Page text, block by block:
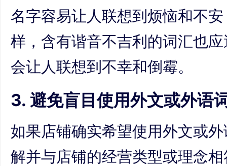
名字容易让人联想到烦恼和不
样，含有谐音不吉利的词汇也
会让人联想到不幸和倒霉。
3. 避免盲目使用外文或外语
如果店铺确实希望使用外文或
解并与店铺的经营类型或理念